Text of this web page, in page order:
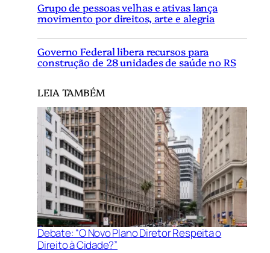
Grupo de pessoas velhas e ativas lança
movimento por direitos, arte e alegria
Governo Federal libera recursos para
construção de 28 unidades de saúde no RS
LEIA TAMBÉM
Debate: “O Novo Plano Diretor Respeita o
Direito à Cidade?”